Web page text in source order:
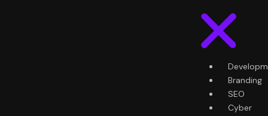
Branding
SEO
Cyber